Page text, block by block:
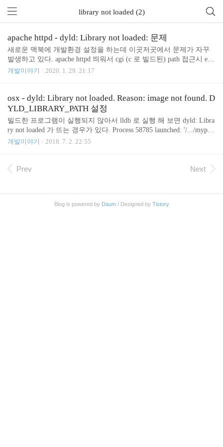
library not loaded (2)
apache httpd - dyld: Library not loaded: 문제
새로운 맥북에 개발환경 설정을 하는데 이곳저곳에서 문제가 자꾸
발생하고 있다. apache httpd 띄워서 cgi (c 로 빌드된) path 접근시 err
or.log 에 dyld: Library not loaded: xxx.dylib 문제가 발생했다. 예전에
때문에 터미널에서 해당 cgi 를 직접 실행 시켰을때는 실행이 잘 되
었다. apache httpd config 의 SetEnv DYLD_LIBRARY_PATH 설정 Set
Env DYLD_LIBRARY_PATH /some/where/lib 이렇게 해 주면 httpd 에
서 cgi..
개발이야기 2020. 1. 29. 21:17
osx - dyld: Library not loaded. Reason: image not found. D
YLD_LIBRARY_PATH 설정
빌드한 프로그램이 실행되지 않아서 lldb 로 실행 해 보면 dyld: Libra
ry not loaded 가 뜨는 경우가 있다. Process 58785 launched: '/.../mypro
g' (x86_64) dyld: Library not loaded: libmycore.1.dylib Referenced fro
있다면 DYLD_LIBRARY_PATH 에 추가 해 준다. export DYLD_LIB
개발이야기 2018. 7. 2. 22:55
Prev Next
Blog is powered by Daum/ Designed by Tistory